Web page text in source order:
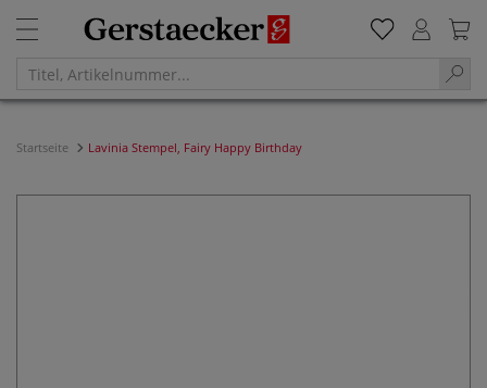
Startseite Lavinia Stempel, Fairy Happy Birthday